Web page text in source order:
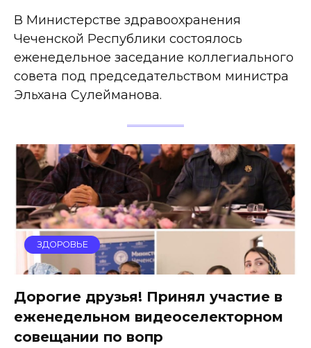
В Министерстве здравоохранения
Чеченской Республики состоялось
еженедельное заседание коллегиального
совета под председательством министра
Эльхана Сулейманова.
ЗДОРОВЬЕ
Дорогие друзья! Принял участие в
еженедельном видеоселекторном
совещании по вопр